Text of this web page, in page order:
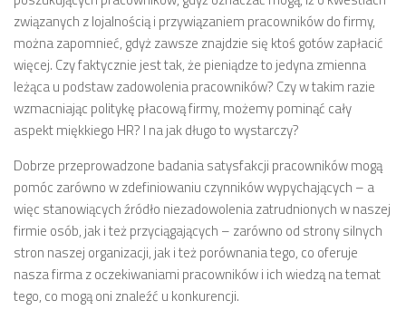
związanych z lojalnością i przywiązaniem pracowników do firmy,
można zapomnieć, gdyż zawsze znajdzie się ktoś gotów zapłacić
więcej. Czy faktycznie jest tak, że pieniądze to jedyna zmienna
leżąca u podstaw zadowolenia pracowników? Czy w takim razie
wzmacniając politykę płacową firmy, możemy pominąć cały
aspekt miękkiego HR? I na jak długo to wystarczy?
Dobrze przeprowadzone badania satysfakcji pracowników mogą
pomóc zarówno w zdefiniowaniu czynników wypychających – a
więc stanowiących źródło niezadowolenia zatrudnionych w naszej
firmie osób, jak i też przyciągających – zarówno od strony silnych
stron naszej organizacji, jak i też porównania tego, co oferuje
nasza firma z oczekiwaniami pracowników i ich wiedzą na temat
tego, co mogą oni znaleźć u konkurencji.